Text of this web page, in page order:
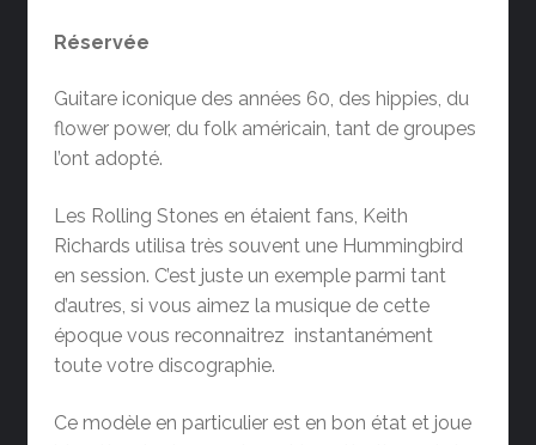
Réservée
Guitare iconique des années 60, des hippies, du
flower power, du folk américain, tant de groupes
l’ont adopté.
Les Rolling Stones en étaient fans, Keith
Richards utilisa très souvent une Hummingbird
en session. C’est juste un exemple parmi tant
d’autres, si vous aimez la musique de cette
époque vous reconnaitrez instantanément
toute votre discographie.
Ce modèle en particulier est en bon état et joue